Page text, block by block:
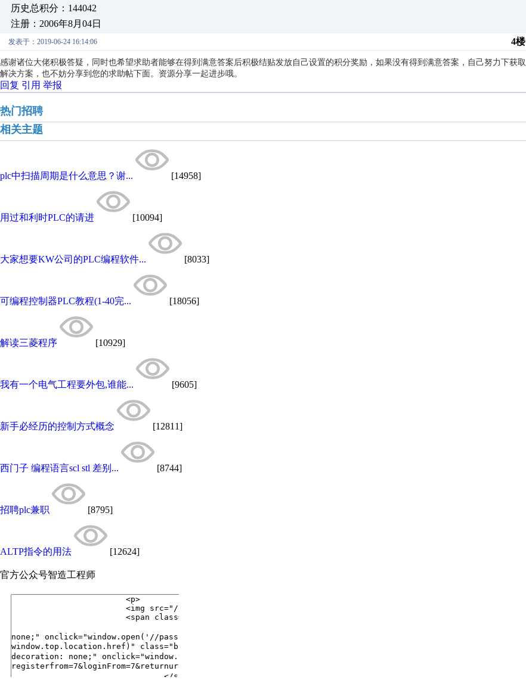
历史总积分：144042
注册：2006年8月04日
发表于：2019-06-24 16:14:06 4楼
感谢诸位大佬积极答疑，同时也希望求助者能够在得到满意答案后积极结贴发放自己设置的积分奖励，如果没有得到满意答案，自己努力下获取
解决方案，也不妨分享到您的求助帖下面。资源分享一起进步哦。
回复 引用 举报
热门招聘
相关主题
plc中扫描周期是什么意思？谢... [14958]
用过和利时PLC的请进 [10094]
大家想要KW公司的PLC编程软件... [8033]
可编程控制器PLC教程(1-40完... [18056]
解读三菱程序 [10929]
我有一个电气工程要外包,谁能... [9605]
新手必经历的控制方式概念 [12811]
西门子 编程语言scl stl 差别... [8744]
招聘plc兼职 [8795]
ALTP指令的用法 [12624]
官方公众号智造工程师